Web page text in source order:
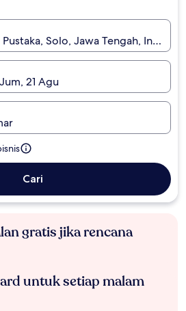
Solo, Jawa Tengah,
21 Agu
Cari
gratis jika rencana
untuk setiap malam